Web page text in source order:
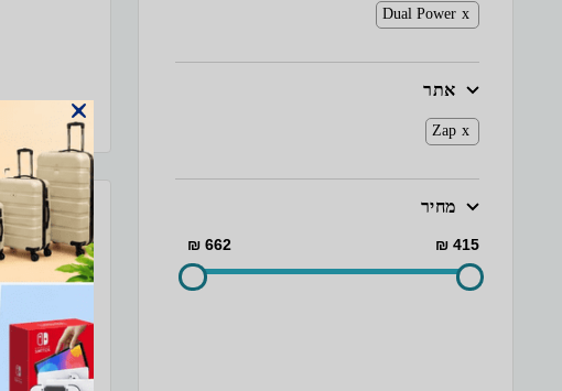
Dual Power
אתר
Zap
מחיר
662 ₪ 415 ₪